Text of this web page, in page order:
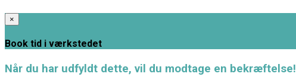
×
Book tid i værkstedet
Når du har udfyldt dette, vil du modtage en bekræftelse!